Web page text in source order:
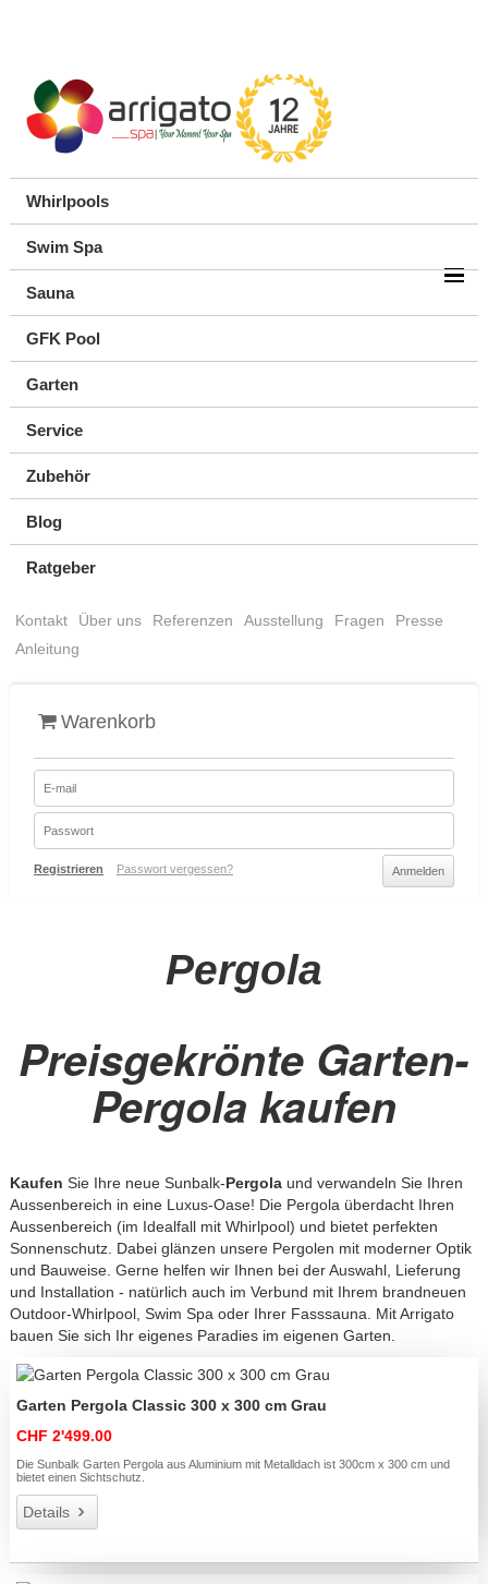
Whirlpools
Swim Spa
Sauna
GFK Pool
Garten
Service
Zubehör
Blog
Ratgeber
Kontakt Über uns Referenzen Ausstellung Fragen
Presse
Anleitung
Warenkorb
Registrieren Passwort vergessen?
Pergola
Preisgekrönte Garten-
Pergola kaufen
Kaufen Sie Ihre neue Sunbalk-Pergolaund verwandeln Sie Ihren
Aussenbereich in eine Luxus-Oase! Die Pergola überdacht Ihren
Aussenbereich (im Idealfall mit Whirlpool) und bietet perfekten
Sonnenschutz. Dabei glänzen unsere Pergolen mit moderner Optik
und Bauweise. Gerne helfen wir Ihnen bei der Auswahl, Lieferung
und Installation - natürlich auch im Verbund mit Ihrem brandneuen
Outdoor-Whirlpool, Swim Spa oder Ihrer Fasssauna. Mit Arrigato
bauen Sie sich Ihr eigenes Paradies im eigenen Garten.
Garten Pergola Classic 300 x 300 cm Grau
CHF 2'499.00
Die Sunbalk Garten Pergola aus Aluminium mit Metalldach ist 300cm x 300 cm und
bietet einen Sichtschutz.
Details